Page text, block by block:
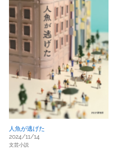
人魚が逃げた
2024/11/14
文芸小説